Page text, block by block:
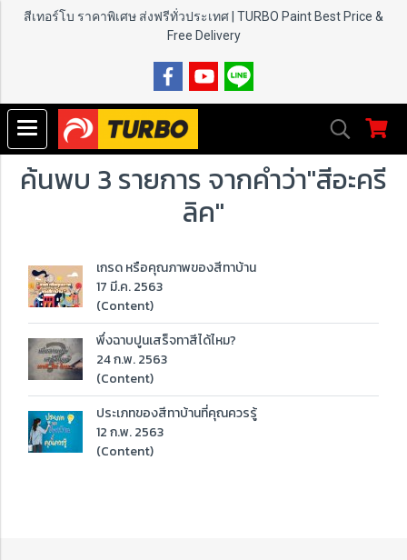
สีเทอร์โบ ราคาพิเศษ ส่งฟรีทั่วประเทศ | TURBO Paint Best Price &
Free Delivery
ค้นพบ 3 รายการ จากคำว่า"สีอะครี
ลิค"
เกรด หรือคุณภาพของสีทาบ้าน
17 มี.ค. 2563
(Content)
พึ่งฉาบปูนเสร็จทาสีได้ไหม?
24 ก.พ. 2563
(Content)
ประเภทของสีทาบ้านที่คุณควรรู้
12 ก.พ. 2563
(Content)